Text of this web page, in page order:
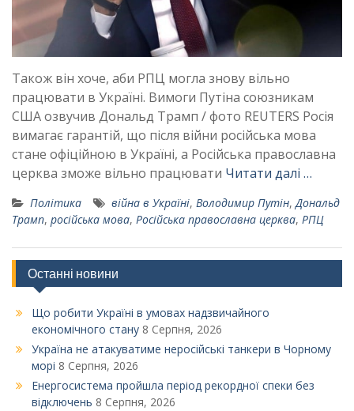
Також він хоче, аби РПЦ могла знову вільно
працювати в Україні. Вимоги Путіна союзникам
США озвучив Дональд Трамп / фото REUTERS Росія
вимагає гарантій, що після війни російська мова
стане офіційною в Україні, а Російська православна
церква зможе вільно працювати Читати далі …
Політика війна в Україні, Володимир Путін,Дональд
Трамп, російська мова, Російська православна церква, РПЦ
Останні новини
Що робити Україні в умовах надзвичайного
економічного стану 8 Серпня, 2026
Україна не атакуватиме неросійські танкери в Чорному
морі 8 Серпня, 2026
Енергосистема пройшла період рекордної спеки без
відключень 8 Серпня, 2026